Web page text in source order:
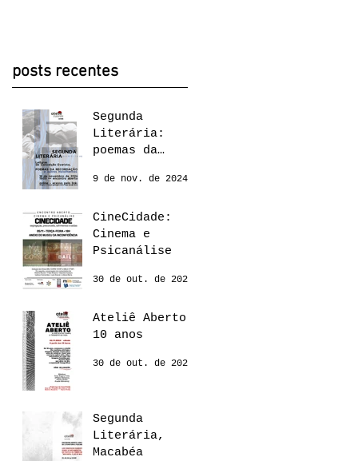
Segunda
Literária:
poemas da
Conceição
9 de nov. de 2024
CineCidade:
Cinema e
Psicanálise
30 de out. de 2024
Ateliê Aberto:
10 anos
30 de out. de 2024
Segunda
Literária,
Macabéa
posts recentes